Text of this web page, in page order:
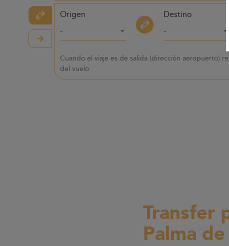
Origen
-
Destino
-
Cuando el viaje es de salida (dirección aeropuerto)
del vuelo
Transfer
Palma